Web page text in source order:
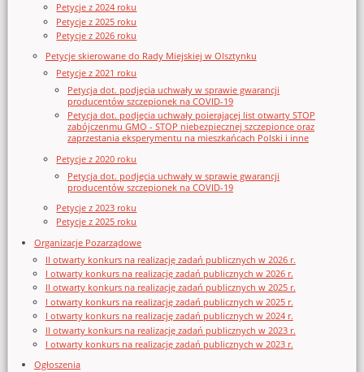
Petycje z 2024 roku
Petycje z 2025 roku
Petycje z 2026 roku
Petycje skierowane do Rady Miejskiej w Olsztynku
Petycje z 2021 roku
Petycja dot. podjęcia uchwały w sprawie gwarancji
producentów szczepionek na COVID-19
Petycja dot. podjęcia uchwały poierającej list otwarty STOP
zabójczenmu GMO - STOP niebezpiecznej szczepionce oraz
zaprzestania eksperymentu na mieszkańcach Polski i inne
Petycje z 2020 roku
Petycja dot. podjęcia uchwały w sprawie gwarancji
producentów szczepionek na COVID-19
Petycje z 2023 roku
Petycje z 2025 roku
Organizacje Pozarządowe
II otwarty konkurs na realizację zadań publicznych w 2026 r.
I otwarty konkurs na realizację zadań publicznych w 2026 r.
II otwarty konkurs na realizację zadań publicznych w 2025 r.
I otwarty konkurs na realizację zadań publicznych w 2025 r.
I otwarty konkurs na realizację zadań publicznych w 2024 r.
II otwarty konkurs na realizację zadań publicznych w 2023 r.
I otwarty konkurs na realizację zadań publicznych w 2023 r.
Ogłoszenia